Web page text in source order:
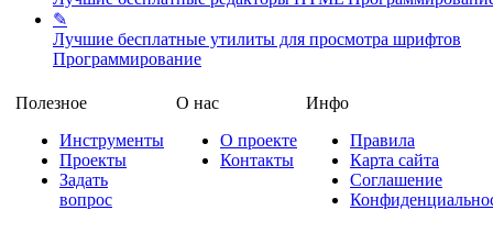
✎
Лучшие бесплатные утилиты для просмотра шрифтов
Программирование
Полезное
Инструменты
Проекты
Задать
вопрос
О нас
О проекте
Контакты
Инфо
Правила
Карта сайта
Соглашение